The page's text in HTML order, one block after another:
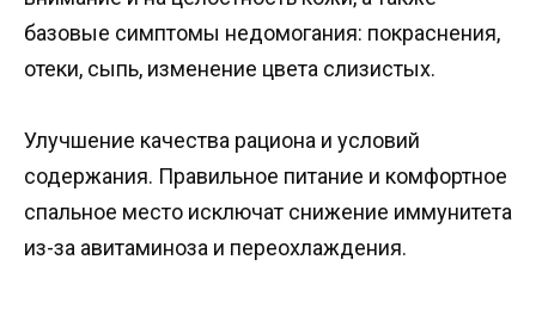
базовые симптомы недомогания: покраснения,
отеки, сыпь, изменение цвета слизистых.
Улучшение качества рациона и условий
содержания. Правильное питание и комфортное
спальное место исключат снижение иммунитета
из-за авитаминоза и переохлаждения.